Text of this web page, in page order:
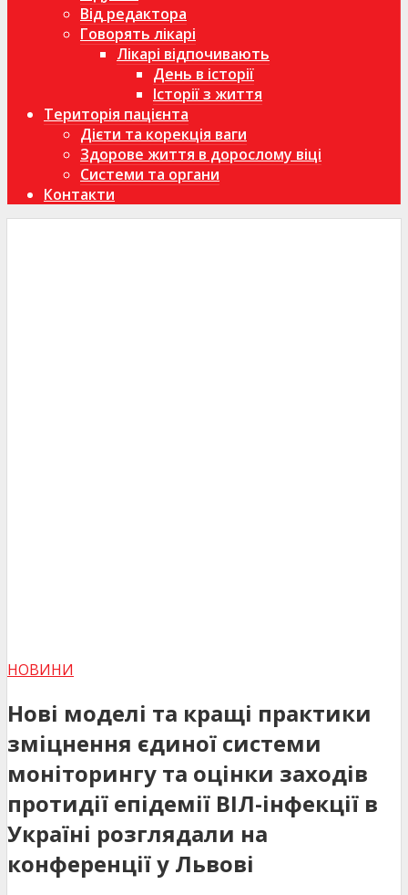
Від редактора
Говорять лікарі
Лікарі відпочивають
День в історії
Історії з життя
Територія пацієнта
Дієти та корекція ваги
Здорове життя в дорослому віці
Системи та органи
Контакти
НОВИНИ
Нові моделі та кращі практики
зміцнення єдиної системи
моніторингу та оцінки заходів
протидії епідемії ВІЛ-інфекції в
Україні розглядали на
конференції у Львові